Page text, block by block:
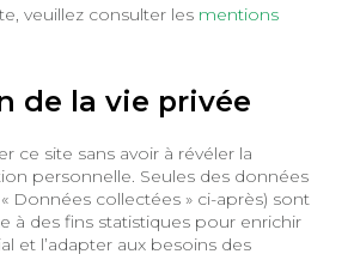
veuillez consulter les mentions
de la vie privée
ce site sans avoir à révéler la
personnelle. Seules des données
Données collectées » ci-après) sont
à des fins statistiques pour enrichir